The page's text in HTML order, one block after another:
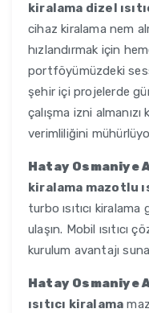
kiralama dizel
cihaz kiralama nem
hızlandırmak için
portföyümüzdeki
şehir içi projelerde
çalışma izni
verimliliğini
Hatay Osmaniye
kiralama mazotlu
turbo ısıtıcı
ulaşın. Mobil ısıtıcı
kurulum avantajı
Hatay Osmaniye
ısıtıcı kiralama